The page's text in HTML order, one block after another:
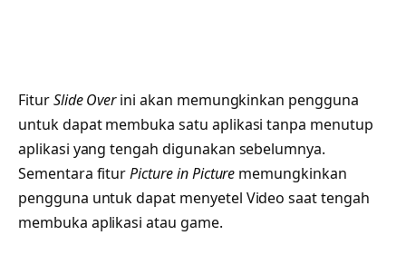
FiturSlide Overini akan memungkinkan pengguna
untuk dapat membuka satu aplikasi tanpa menutup
aplikasi yang tengah digunakan sebelumnya.
Sementara fiturPicture in Picture memungkinkan
pengguna untuk dapat menyetel Video saat tengah
membuka aplikasi atau game.